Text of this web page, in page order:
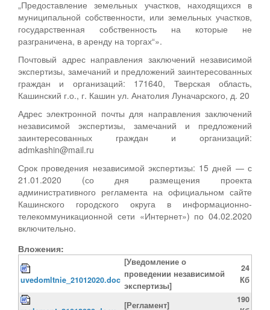
„Предоставление земельных участков, находящихся в
муниципальной собственности, или земельных участков,
государственная собственность на которые не
разграничена, в аренду на торгах“».
Почтовый адрес направления заключений независимой
экспертизы, замечаний и предложений заинтересованных
граждан и организаций: 171640, Тверская область,
Кашинский г.о., г. Кашин ул. Анатолия Луначарского, д. 20
Адрес электронной почты для направления заключений
независимой экспертизы, замечаний и предложений
заинтересованных граждан и организаций:
admkashin@mail.ru
Срок проведения независимой экспертизы: 15 дней — с
21.01.2020 (со дня размещения проекта
административного регламента на официальном сайте
Кашинского городского округа в информационно-
телекоммуникационной сети «Интернет») по 04.02.2020
включительно.
Вложения:
uvedomltnie_21012020.doc
[Уведомление о
проведении независимой
экспертизы]
24
Кб
[Регламент]
190